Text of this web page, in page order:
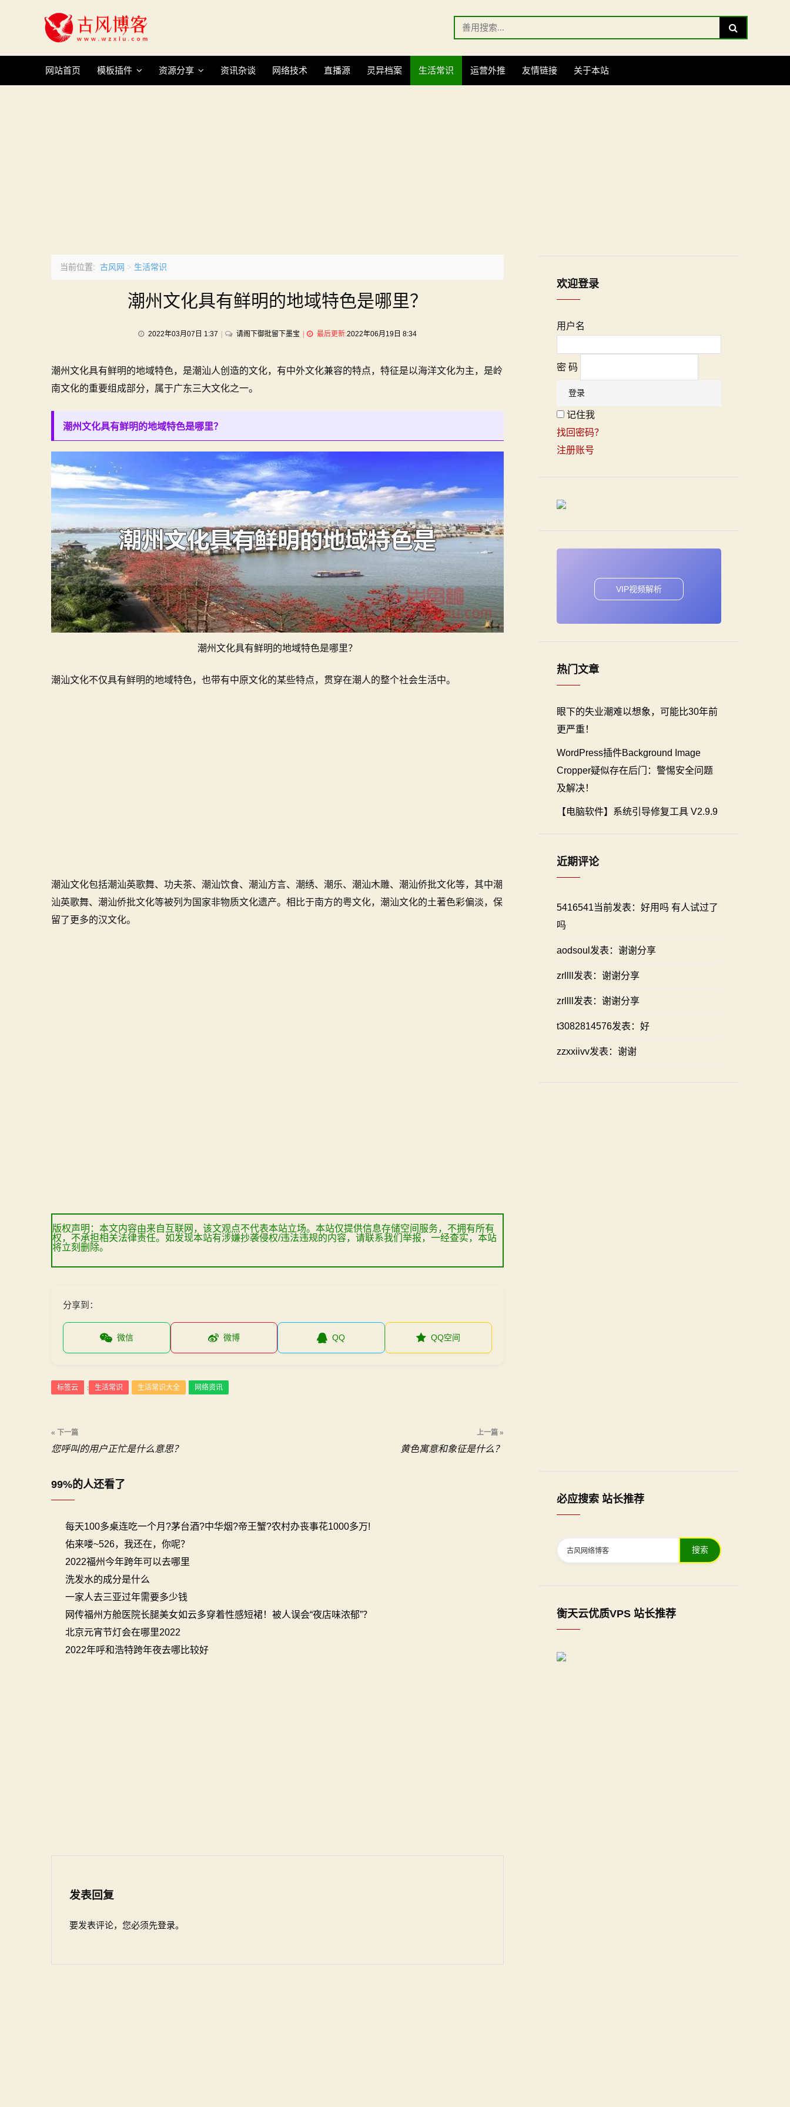
Search
for:
Search
网站首页 模板插件 资源分享 资讯杂谈 网络技术 直播源 灵异档案 生活常识 运营外推 友情链接 关于本站
当前位置: 古风网 > 生活常识
潮州文化具有鲜明的地域特色是哪里？
2022年03月07日 1:37 请阁下御批留下墨宝 on
文
有
明
的
域
特
是
哪
里？
最后更新:2022年06月19日 8:34
潮州文化具有鲜明的地域特色，是潮汕人创造的文化，有中外文化兼容的特点，特征是以海洋文化为主，是岭
南文化的重要组成部分，属于广东三大文化之一。
潮州文化具有鲜明的地域特色是哪里？
潮州文化具有鲜明的地域特色是哪里？
潮汕文化不仅具有鲜明的地域特色，也带有中原文化的某些特点，贯穿在潮人的整个社会生活中。
潮汕文化包括潮汕英歌舞、功夫茶、潮汕饮食、潮汕方言、潮绣、潮乐、潮汕木雕、潮汕侨批文化等，其中潮
汕英歌舞、潮汕侨批文化等被列为国家非物质文化遗产。相比于南方的粤文化，潮汕文化的土著色彩偏淡，保
留了更多的汉文化。
版权声明：本文内容由来自互联网，该文观点不代表本站立场。本站仅提供信息存储空间服务，不拥有所有
权，不承担相关法律责任。如发现本站有涉嫌抄袭侵权/违法违规的内容，请联系我们举报，一经查实，本站
将立刻删除。
分享到：
微信 微博 QQ QQ空间
标签云 : 生活常识 生活常识大全 网络资讯
文
章
导
上一篇 »
黄色寓意和象征是什么？
« 下一篇
您呼叫的用户正忙是什么意思？
99%的人还看了
每天100多桌连吃一个月?茅台酒?中华烟?帝王蟹?农村办丧事花1000多万!
佑来喽~526，我还在，你呢？
2022福州今年跨年可以去哪里
洗发水的成分是什么
一家人去三亚过年需要多少钱
网传福州方舱医院长腿美女如云多穿着性感短裙！被人误会“夜店味浓郁”？
北京元宵节灯会在哪里2022
2022年呼和浩特跨年夜去哪比较好
发表回复
要发表评论，您必须先登录。
欢迎登录
用户名
密 码
记住我
找回密码？
注册账号
VIP视频解析
热门文章
眼下的失业潮难以想象，可能比30年前
更严重！
WordPress插件Background Image
Cropper疑似存在后门：警惕安全问题
及解决！
【电脑软件】系统引导修复工具 V2.9.9
近期评论
5416541当前发表：好用吗 有人试过了
吗
aodsoul发表：谢谢分享
zrllll发表：谢谢分享
zrllll发表：谢谢分享
t3082814576发表：好
zzxxiivv发表：谢谢
必应搜索 站长推荐
搜索
衡天云优质VPS 站长推荐